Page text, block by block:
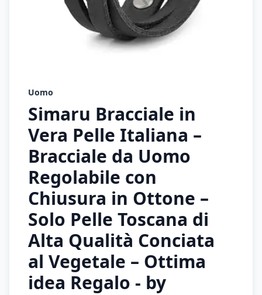
Uomo
Simaru Bracciale in
Vera Pelle Italiana –
Bracciale da Uomo
Regolabile con
Chiusura in Ottone –
Solo Pelle Toscana di
Alta Qualità Conciata
al Vegetale – Ottima
idea Regalo - by